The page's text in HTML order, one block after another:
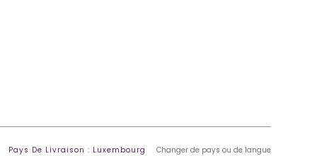
Pays De Livraison : Luxembourg Changer de pays ou de langue